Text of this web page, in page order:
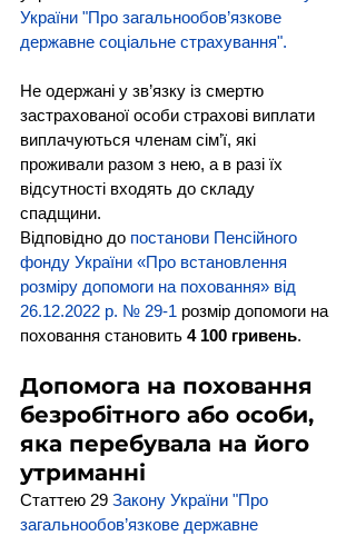
України "Про загальнообов’язкове
державне соціальне страхування".
Не одержані у зв’язку із смертю
застрахованої особи страхові виплати
виплачуються членам сім’ї, які
проживали разом з нею, а в разі їх
відсутності входять до складу
спадщини.
Відповідно до постанови Пенсійного
фонду України «Про встановлення
розміру допомоги на поховання» від
26.12.2022 р. № 29-1 розмір допомоги на
поховання становить 4 100 гривень.
Допомога на поховання
безробітного або особи,
яка перебувала на його
утриманні
Статтею 29 Закону України "Про
загальнообов’язкове державне